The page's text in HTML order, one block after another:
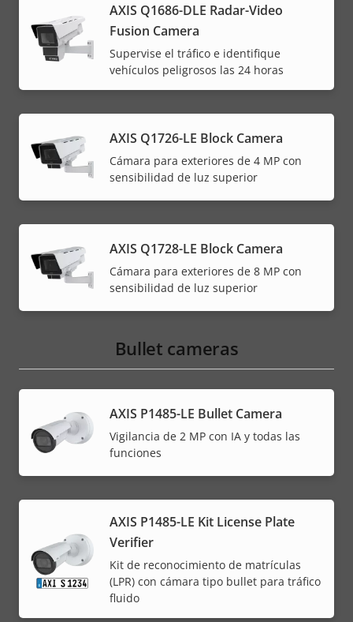
AXIS Q1686-DLE Radar-Video
Fusion Camera
Supervise el tráfico e identifique
vehículos peligrosos las 24 horas
AXIS Q1726-LE Block Camera
Cámara para exteriores de 4 MP con
sensibilidad de luz superior
AXIS Q1728-LE Block Camera
Cámara para exteriores de 8 MP con
sensibilidad de luz superior
Bullet cameras
AXIS P1485-LE Bullet Camera
Vigilancia de 2 MP con IA y todas las
funciones
AXIS P1485-LE Kit License Plate
Verifier
Kit de reconocimiento de matrículas
(LPR) con cámara tipo bullet para tráfico
fluido